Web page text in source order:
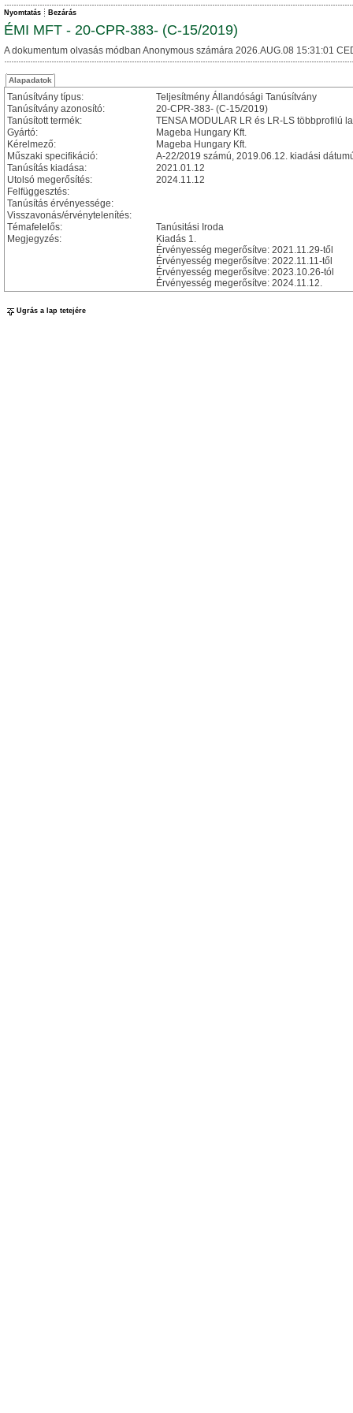
Nyomtatás Bezárás
ÉMI MFT - 20-CPR-383- (C-15/2019)
A dokumentum olvasás módban Anonymous számára 2026.AUG.08 15:31:01
Alapadatok
Tanúsítvány típus:
Teljesítmény Állandósági Tanúsítvány
Tanúsítvány azonosító:
20-CPR-383- (C-15/2019)
Tanúsított termék:
TENSA MODULAR LR és LR-LS többprofilú
Gyártó:
Mageba Hungary Kft.
Kérelmező:
Mageba Hungary Kft.
Műszaki specifikáció:
A-22/2019 számú, 2019.06.12. kiadási
Tanúsítás kiadása:
2021.01.12
Utolsó megerősítés:
2024.11.12
Felfüggesztés:
Tanúsítás érvényessége:
Visszavonás/érvénytelenítés:
Témafelelős:
Tanúsitási Iroda
Megjegyzés:
Kiadás 1.
Érvényesség megerősítve: 2021.11.29-től
Érvényesség megerősítve: 2022.11.11-től
Érvényesség megerősítve: 2023.10.26-tól
Érvényesség megerősítve: 2024.11.12.
Ugrás a lap tetejére